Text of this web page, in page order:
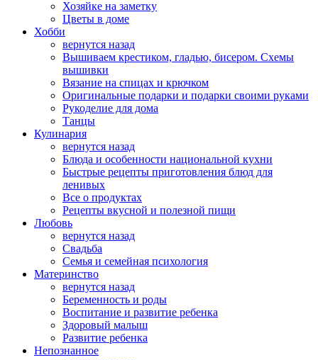
Хозяйке на заметку
Цветы в доме
Хобби
вернутся назад
Вышиваем крестиком, гладью, бисером. Схемы
вышивки
Вязание на спицах и крючком
Оригинальные подарки и подарки своими руками
Рукоделие для дома
Танцы
Кулинария
вернутся назад
Блюда и особенности национальной кухни
Быстрые рецепты приготовления блюд для
ленивых
Все о продуктах
Рецепты вкусной и полезной пищи
Любовь
вернутся назад
Свадьба
Семья и семейная психология
Материнство
вернутся назад
Беременность и роды
Воспитание и развитие ребенка
Здоровый малыш
Развитие ребенка
Непознанное